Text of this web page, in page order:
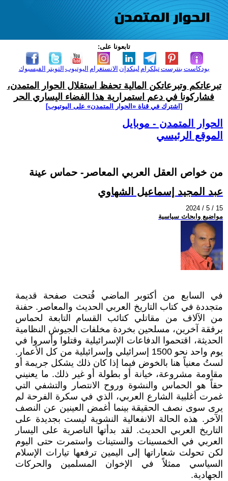
تابعونا على:
الفيسبوك التويتر اليوتيوب الانستغرام لينكدإن تيلكرامبنترست بودكاست
تبرعاتكم وتبرعاتكن المالية تحفظ استقلال الحوار المتمدن،
فشاركونا في دعم استمرارية هذا الفضاء اليساري الحر
[اشترك في قناة ‫«الحوار المتمدن» على اليوتيوب]
الحوار المتمدن - موبايل
الموقع الرئيسي
من خواص العقل العربي المعاصر- حماس عينة
عبد المجيد إسماعيل الشهاوي
2024 / 5 / 15
مواضيع وابحاث سياسية
في السابع من أكتوبر الماضي فُتحت صفحة قديمة
متجددة في كتاب التاريخ العربي الحديث والمعاصر. حفنة
من الآلاف من مقاتلي كتائب القسام التابعة لحماس
برفقة آخرين، مسلحين بخردة مخلفات الجيوش النظامية
الحديثة، اقتحموا الدفاعات الإسرائيلية وقتلوا وأسروا في
يوم واحد نحو 1500 إسرائيلي وإسرائيلية من كل الأعمار.
لستُ معنياً هنا بالخوض فيما إذا كان ذلك يشكل جريمة أو
مقاومة مشروعة، خيانة أو بطولة أو غير ذلك. ما يعنيني
حقاً هو الحماس والنشوة وروح الانتصار والتشفي التي
غمرت أغلبية الشارع العربي، الذي في سكرة الفرحة لم
يرى سوى نصف الحقيقة بينما أغمض العينين عن النصف
الآخر. هذه الحالة الانفعالية النشوية ليست بجديدة على
التاريخ العربي الحديث. لقد بدأتها الناصرية على اليسار
العربي في الخمسينات والستينات واستمرت حتى اليوم
لكن تحولت شعاراتها إلى اليمين ترفعها تيارات الإسلام
السياسي ممثلاً في الإخوان المسلمين والحركات
الجهادية.